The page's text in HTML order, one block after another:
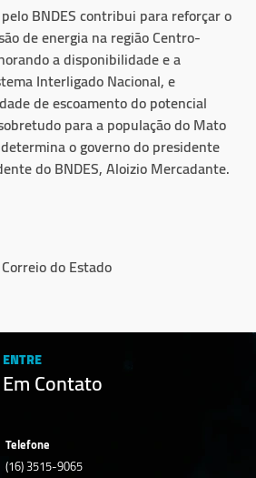
BNDES contribui para reforçar o
de energia na região Centro-
a disponibilidade e a
Interligado Nacional, e
de escoamento do potencial
para a população do Mato
o governo do presidente
do BNDES, Aloizio Mercadante.
do Estado
ENTRE
Em Contato
Telefone
(16) 3515-9065